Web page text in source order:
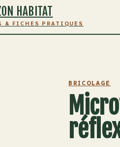
HABITAT
& FICHES PRATIQUES
BRICOLAGE